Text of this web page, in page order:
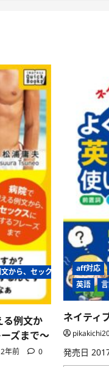
から、セックスに関するフレ
る例文か
ズまで〜
2年前 0
aff対応
英語
ネイティ
発売日